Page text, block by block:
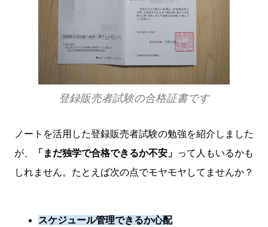
登録販売者試験の合格証書です
ノートを活用した登録販売者試験の勉強を紹介しました
が、
「まだ独学で合格できるか不安」 って人もいるかも
しれません。たとえば次の点でモヤモヤしてませんか？
スケジュール管理できるか心配